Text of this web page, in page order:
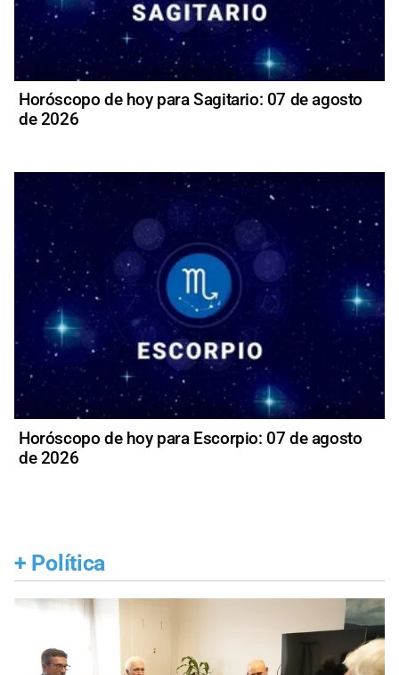
Horóscopo de hoy para Sagitario: 07 de agosto
de 2026
Horóscopo de hoy para Escorpio: 07 de agosto
de 2026
+ Política